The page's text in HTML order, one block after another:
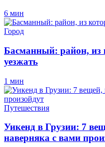
6 мин
Город
Басманный: район, из
уезжать
1 мин
Путешествия
Уикенд в Грузии: 7
наверняка с вами